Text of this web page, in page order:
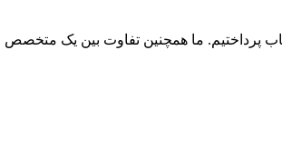
ما همچنین تفاوت بین یک متخصص